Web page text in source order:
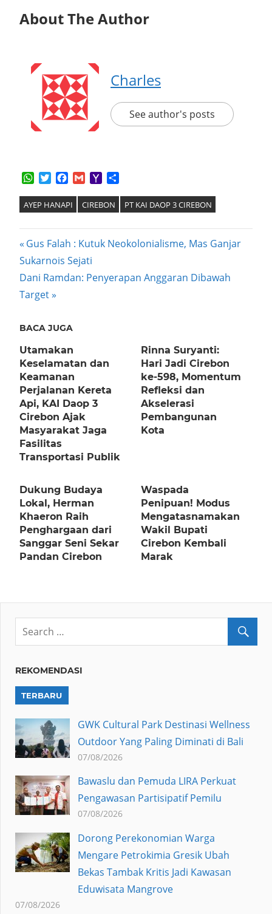
About The Author
Charles
See author's posts
WhatsApp
TwitterFacebook
GmailYahoo
AYEP HANAPI CIREBON PT KAI DAOP 3 CIREBON
Post
navigation
Previous
Post:
Gus Falah : Kutuk Neokolonialisme, Mas Ganjar
Sukarnois Sejati
Next
Post:
Dani Ramdan: Penyerapan Anggaran Dibawah
Target
BACA JUGA
Utamakan
Keselamatan dan
Keamanan
Perjalanan Kereta
Api, KAI Daop 3
Cirebon Ajak
Masyarakat Jaga
Fasilitas
Transportasi Publik
Rinna Suryanti:
Hari Jadi Cirebon
ke-598, Momentum
Refleksi dan
Akselerasi
Pembangunan
Kota
Dukung Budaya
Lokal, Herman
Khaeron Raih
Penghargaan dari
Sanggar Seni Sekar
Pandan Cirebon
Waspada
Penipuan! Modus
Mengatasnamakan
Wakil Bupati
Cirebon Kembali
Marak
REKOMENDASI
TERBARU
GWK Cultural Park Destinasi Wellness
Outdoor Yang Paling Diminati di Bali
07/08/2026
Bawaslu dan Pemuda LIRA Perkuat
Pengawasan Partisipatif Pemilu
07/08/2026
Dorong Perekonomian Warga
Mengare Petrokimia Gresik Ubah
Bekas Tambak Kritis Jadi Kawasan
Eduwisata Mangrove
07/08/2026